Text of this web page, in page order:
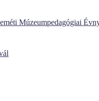
Múzeumpedagógiai